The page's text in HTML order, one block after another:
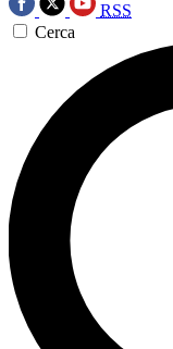
RSS
Cerca